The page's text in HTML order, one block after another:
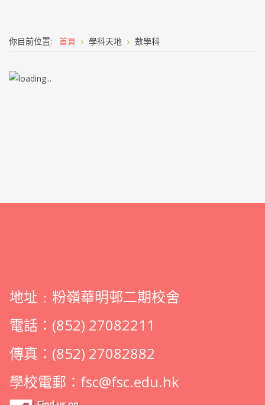
你目前位置: 首頁 學科天地 數學科
地址﹕粉嶺華明邨二期校舍
電話：(852) 27082211
傳真：(852) 27082882
學校電郵： fsc@fsc.edu.hk